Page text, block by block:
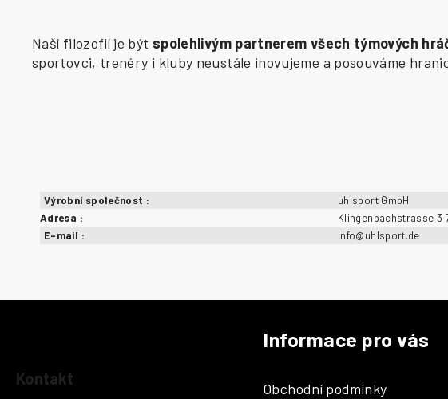
Naší filozofií je být spolehlivým partnerem všech týmových
sportovci, trenéry i kluby neustále inovujeme a posouváme
Výrobní společnost :
uhlsport GmbH
Adresa :
Klingenbachstrasse 3
E-mail : info@uhlsport.de
Kontakt
Informace pro vás
Obchodní podmínky